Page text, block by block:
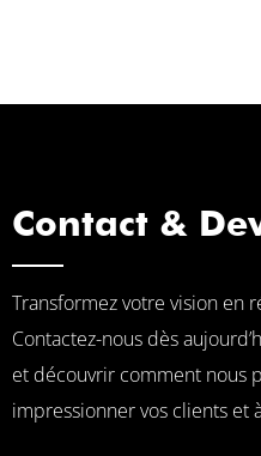
Contact &
Transformez votre vision en
Contactez-nous dès
et découvrir comment nous
impressionner vos clients et